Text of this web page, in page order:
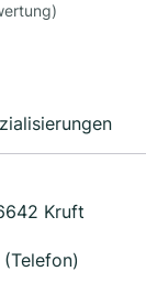
Kruft
(Telefon)